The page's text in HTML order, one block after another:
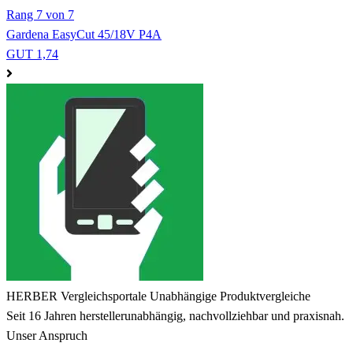
Rang 7 von 7
Gardena EasyCut 45/18V P4A
GUT 1,74
HERBER Vergleichsportale Unabhängige Produktvergleiche
Seit 16 Jahren herstellerunabhängig, nachvollziehbar und praxisnah.
Unser Anspruch